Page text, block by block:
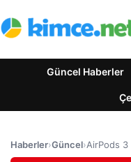
Güncel Haberler
Haberler›Güncel›AirPods